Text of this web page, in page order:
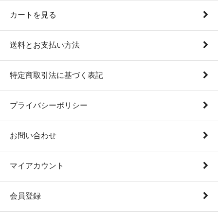
カートを見る
送料とお支払い方法
特定商取引法に基づく表記
プライバシーポリシー
お問い合わせ
マイアカウント
会員登録